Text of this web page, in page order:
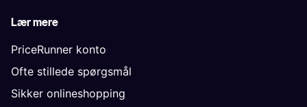
Lær mere
PriceRunner konto
Ofte stillede spørgsmål
Sikker onlineshopping